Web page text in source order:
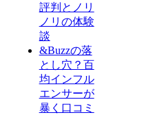
評判とノリ
ノリの体験
談
&Buzzの落
とし穴？百
均インフル
エンサーが
暴く口コミ